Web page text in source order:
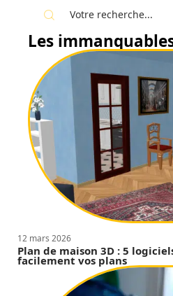
Les
12 mars 2026
Plan de maison 3D : 5
facilement vos plans